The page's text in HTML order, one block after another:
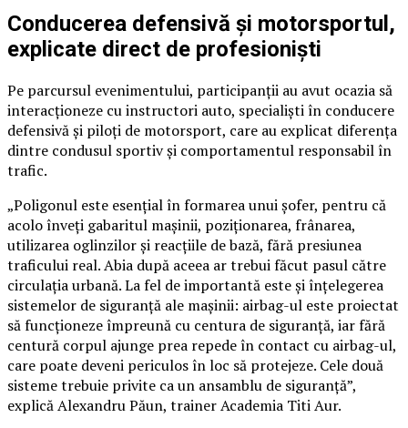
Conducerea defensivă și motorsportul,
explicate direct de profesioniști
Pe parcursul evenimentului, participanții au avut ocazia să
interacționeze cu instructori auto, specialiști în conducere
defensivă și piloți de motorsport, care au explicat diferența
dintre condusul sportiv și comportamentul responsabil în
trafic.
„Poligonul este esențial în formarea unui șofer, pentru că
acolo înveți gabaritul mașinii, poziționarea, frânarea,
utilizarea oglinzilor și reacțiile de bază, fără presiunea
traficului real. Abia după aceea ar trebui făcut pasul către
circulația urbană. La fel de importantă este și înțelegerea
sistemelor de siguranță ale mașinii: airbag-ul este proiectat
să funcționeze împreună cu centura de siguranță, iar fără
centură corpul ajunge prea repede în contact cu airbag-ul,
care poate deveni periculos în loc să protejeze. Cele două
sisteme trebuie privite ca un ansamblu de siguranță”,
explică Alexandru Păun, trainer Academia Titi Aur.